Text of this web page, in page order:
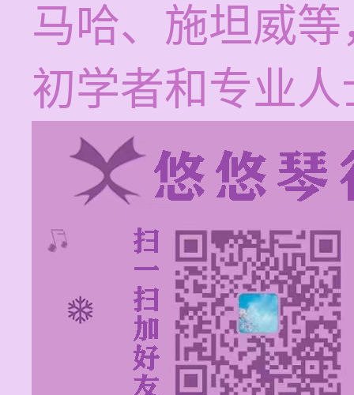
马哈、施坦威
初学者和专业人